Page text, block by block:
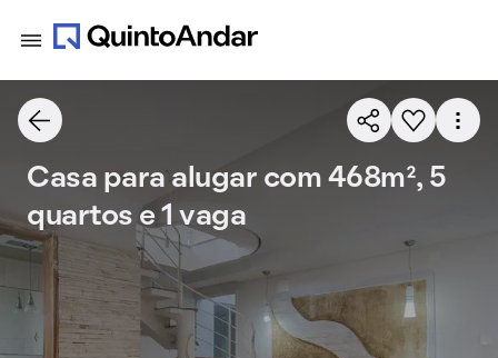
Casa para alugar com 468m², 5
quartos e 1 vaga